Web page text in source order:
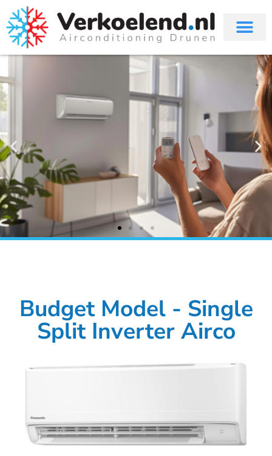
Met afstandsbediening en via een app
Bekijk onze modellen
Budget Model - Single
Split Inverter Airco